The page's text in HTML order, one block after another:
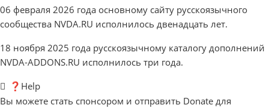
06 февраля 2026 года основному сайту русскоязычного
сообщества NVDA.RU исполнилось двенадцать лет.
18 ноября 2025 года русскоязычному каталогу дополнений
NVDA-ADDONS.RU исполнилось три года.
❓Help
Вы можете стать спонсором и отправить Donate для